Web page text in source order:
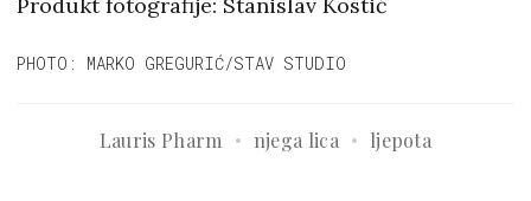
PHOTO: MARKO GREGURIĆ/STAV STUDIO
Lauris Pharm njega lica ljepota